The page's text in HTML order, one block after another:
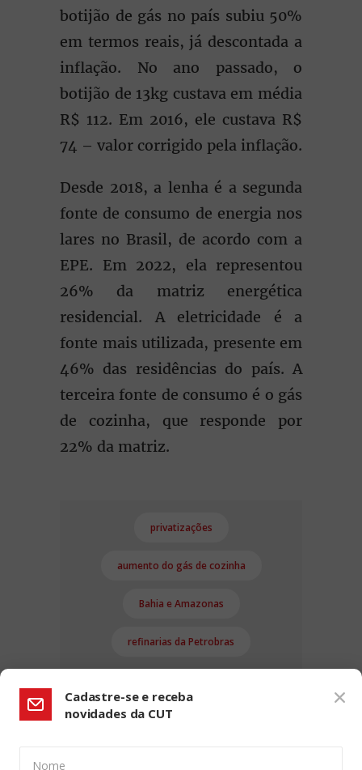
botijão de gás no país subiu 50%
em termos reais, já descontada a
inflação. No ano passado, o
botijão de 13kg custava em média
R$ 112. Em 2016, ele custava R$
74 – valor corrigido pela inflação.
Desde 2018, a lenha é a segunda
fonte de consumo de energia nos
lares no Brasil, de acordo com a
EPE. Em 2022, ela representou
26% da matriz energética
residencial. A eletricidade é a
fonte mais utilizada, presente em
46% das residências do país. A
terceira fonte de consumo é o gás
de cozinha, que responde por
22% da matriz.
privatizações
aumento do gás de cozinha
Bahia e Amazonas
refinarias da Petrobras
Cadastre-se e receba
novidades da CUT
Nome